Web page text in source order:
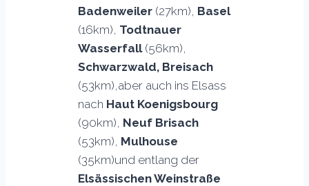
Badenweiler (27km), Basel
(16km), Todtnauer
Wasserfall (56km),
Schwarzwald, Breisach
(53km),aber auch ins Elsass
nach Haut Koenigsbourg
(90km), Neuf Brisach
(53km), Mulhouse
(35km)und entlang der
Elsässischen Weinstraße